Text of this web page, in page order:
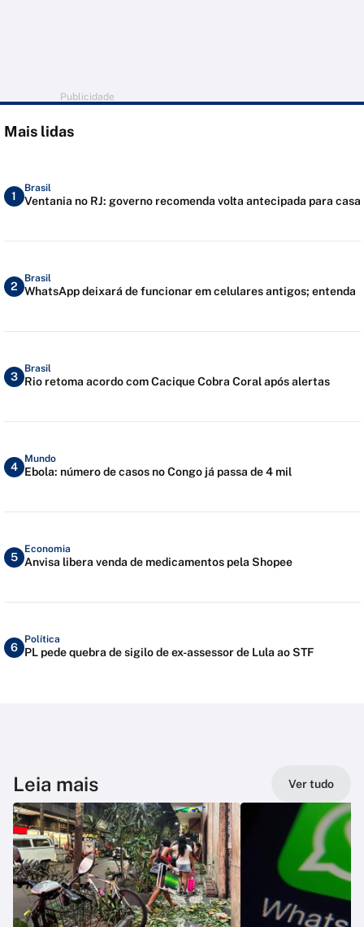
Publicidade
Mais lidas
1
Brasil
Ventania no RJ: governo recomenda volta antecipada para casa
2
Brasil
WhatsApp deixará de funcionar em celulares antigos; entenda
3
Brasil
Rio retoma acordo com Cacique Cobra Coral após alertas
4
Mundo
Ebola: número de casos no Congo já passa de 4 mil
5
Economia
Anvisa libera venda de medicamentos pela Shopee
6
Política
PL pede quebra de sigilo de ex-assessor de Lula ao STF
Leia mais Ver tudo